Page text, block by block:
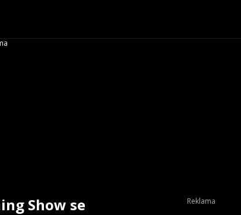
Show se